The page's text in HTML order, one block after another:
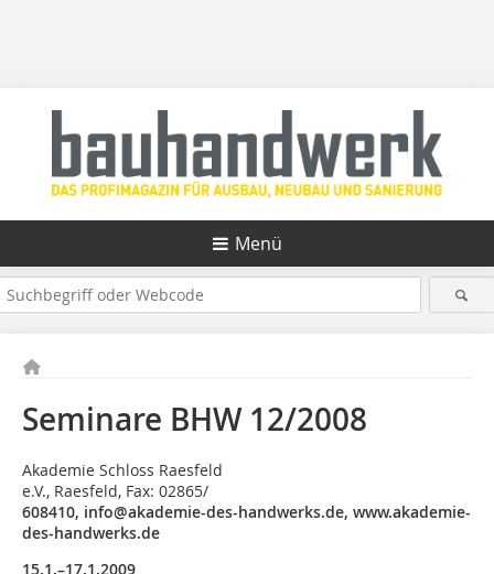
Menü
Seminare BHW 12/2008
Akademie Schloss Raesfeld
e.V., Raesfeld, Fax: 02865/
608410, info@akademie-des-handwerks.de, www.akademie-
des-handwerks.de
15.1.–17.1.2009